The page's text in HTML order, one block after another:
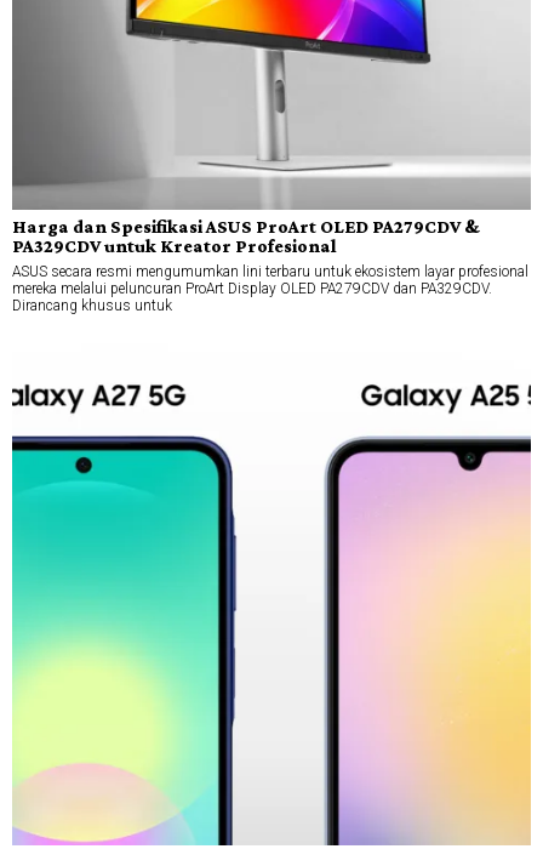
Harga dan Spesifikasi ASUS ProArt OLED PA279CDV &
PA329CDV untuk Kreator Profesional
ASUS secara resmi mengumumkan lini terbaru untuk ekosistem layar profesional
mereka melalui peluncuran ProArt Display OLED PA279CDV dan PA329CDV.
Dirancang khusus untuk